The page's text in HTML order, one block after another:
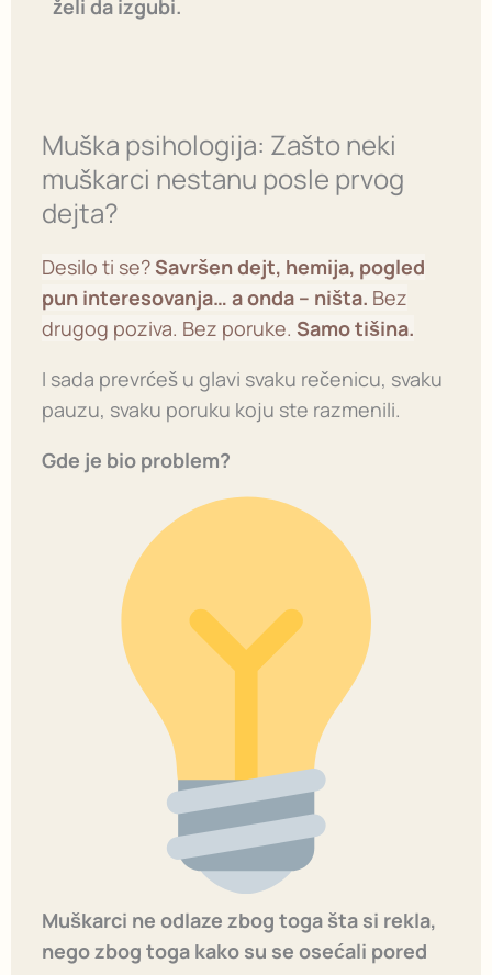
želi da izgubi.
Muška psihologija: Zašto neki
muškarci nestanu posle prvog
dejta?
Desilo ti se?Savršen dejt, hemija, pogled
pun interesovanja… a onda – ništa. Bez
drugog poziva. Bez poruke. Samo tišina.
I sada prevrćeš u glavi svaku rečenicu, svaku
pauzu, svaku poruku koju ste razmenili.
Gde je bio problem?
Muškarci ne odlaze zbog toga šta si rekla,
nego zbog toga kako su se osećali pored